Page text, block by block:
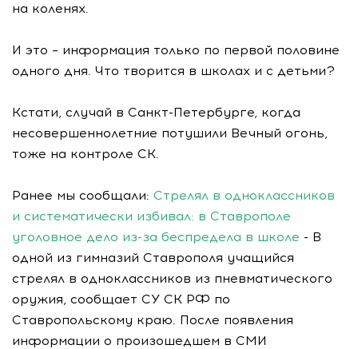
на коленях.
И это – информация только по первой половине
одного дня. Что творится в школах и с детьми?
Кстати, случай в Санкт-Петербурге, когда
несовершеннолетние потушили Вечный огонь,
тоже на контроле СК.
Ранее мы сообщали: Стрелял в одноклассников
и систематически избивал: в Ставрополе
уголовное дело из-за беспредела в школе - В
одной из гимназий Ставрополя учащийся
стрелял в одноклассников из пневматического
оружия, сообщает СУ СК РФ по
Ставропольскому краю. После появления
информации о произошедшем в СМИ